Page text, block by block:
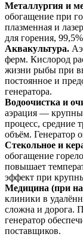
Металлургия и
обогащение при
плазменная и
для горения,
Аквакультура.
ферм. Кислород
жизни рыбы при
постоянное и
генератора.
Водоочистка и
аэрация —
процесс, средние
объём. Генератор
Стекольное и
обогащение
повышает
эффект при
Медицина (при
клиники в
сложна и дорога.
генератор
поставщиков.